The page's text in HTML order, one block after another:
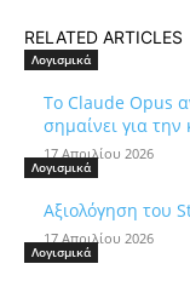
RELATED ARTICLES
Λογισμικά
Το Claude Opus
σημαίνει για
17 Απριλίου 2026
Λογισμικά
Αξιολόγηση του
17 Απριλίου 2026
Λογισμικά